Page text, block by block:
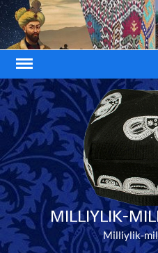
Skip
to
content
MILLIYLIK-
Milliylik-